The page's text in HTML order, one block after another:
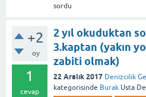
sordu
+2
oy
1
cevap
2 yıl okuduktan
3.kaptan (yakın
zabiti olmak)
22 Aralık 2017 Denizcilik
kategorisinde Burak Usta